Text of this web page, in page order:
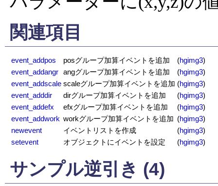
関連項目
event_addpos posグループ加算イベントを追加 (hgimg3)
event_addangr angグループ加算イベントを追加 (hgimg3)
event_addscale scaleグループ加算イベントを追加 (hgimg3)
event_adddir
dirグループ加算イベントを追加 (hgimg3)
event_addefx
efxグループ加算イベントを追加 (hgimg3)
event_addwork workグループ加算イベントを追加 (hgimg3)
newevent
イベントリストを作成 (hgimg3)
setevent
オブジェクトにイベントを設定 (hgimg3)
サンプル逆引き (4)